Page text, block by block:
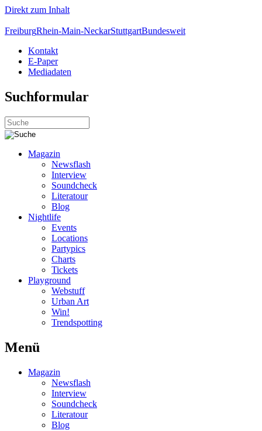
Direkt zum Inhalt
FreiburgRhein-Main-NeckarStuttgartBundesweit
Kontakt
E-Paper
Mediadaten
Suchformular
Magazin
Newsflash
Interview
Soundcheck
Literatour
Blog
Nightlife
Events
Locations
Partypics
Charts
Tickets
Playground
Webstuff
Urban Art
Win!
Trendspotting
Menü
Magazin
Newsflash
Interview
Soundcheck
Literatour
Blog